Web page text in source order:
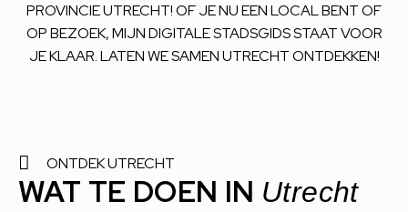
PROVINCIE UTRECHT! OF JE NU EEN LOCAL BENT OF
OP BEZOEK, MIJN DIGITALE STADSGIDS STAAT VOOR
JE KLAAR. LATEN WE SAMEN UTRECHT ONTDEKKEN!
ONTDEK UTRECHT
WAT TE DOEN IN Utrecht